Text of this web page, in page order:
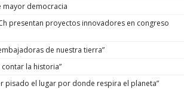
mayor democracia
presentan proyectos innovadores en congreso
de nuestra tierra”
la historia”
pisado el lugar por donde respira el planeta”